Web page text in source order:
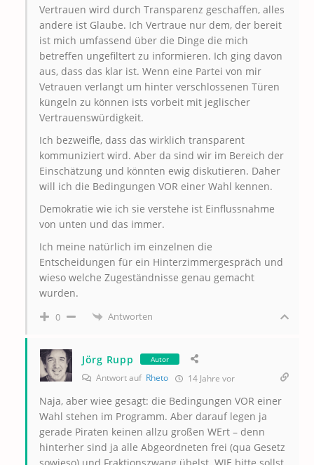
Vertrauen wird durch Transparenz geschaffen, alles
andere ist Glaube. Ich Vertraue nur dem, der bereit
ist mich umfassend über die Dinge die mich
betreffen ungefiltert zu informieren. Ich ging davon
aus, dass das klar ist. Wenn eine Partei von mir
Vetrauen verlangt um hinter verschlossenen Türen
küngeln zu können ists vorbeit mit jeglischer
Vertrauenswürdigkeit.
Ich bezweifle, dass das wirklich transparent
kommuniziert wird. Aber da sind wir im Bereich der
Einschätzung und könnten ewig diskutieren. Daher
will ich die Bedingungen VOR einer Wahl kennen.
Demokratie wie ich sie verstehe ist Einflussnahme
von unten und das immer.
Ich meine natürlich im einzelnen die
Entscheidungen für ein Hinterzimmergespräch und
wieso welche Zugeständnisse genau gemacht
wurden.
0 Antworten
Jörg Rupp Autor
Antwort auf Rheto 14 Jahre vor
Naja, aber wiee gesagt: die Bedingungen VOR einer
Wahl stehen im Programm. Aber darauf legen ja
gerade Piraten keinen allzu großen WErt – denn
hinterher sind ja alle Abgeordneten frei (qua Gesetz